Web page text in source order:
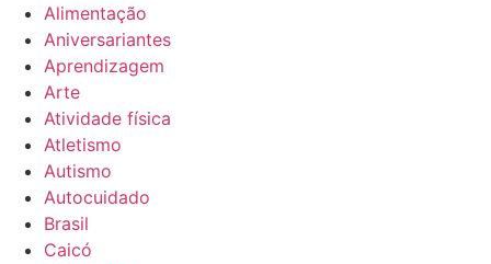
Alimentação
Aniversariantes
Aprendizagem
Arte
Atividade física
Atletismo
Autismo
Autocuidado
Brasil
Caicó